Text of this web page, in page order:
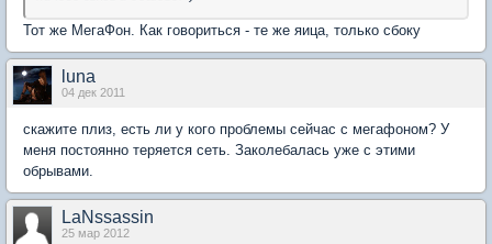
Тот же МегаФон. Как говориться - те же яица, только сбоку
luna
04 дек 2011
скажите плиз, есть ли у кого проблемы сейчас с мегафоном? У
меня постоянно теряется сеть. Заколебалась уже с этими
обрывами.
LaNssassin
25 мар 2012